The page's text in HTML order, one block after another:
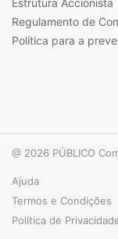
Estrutura Accionista
Regulamento de
Política para a
@ 2026 PÚBLICO
Ajuda
Termos e Condições
Política de